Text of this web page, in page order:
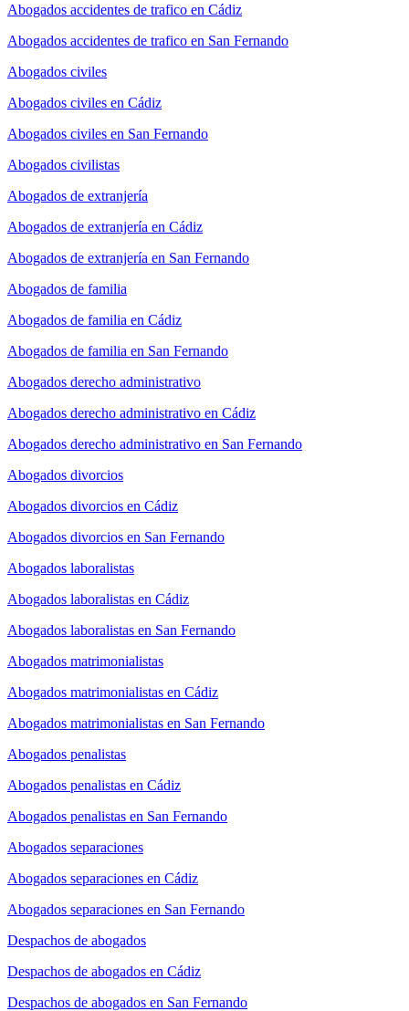
Abogados accidentes de trafico en Cádiz
Abogados accidentes de trafico en San Fernando
Abogados civiles
Abogados civiles en Cádiz
Abogados civiles en San Fernando
Abogados civilistas
Abogados de extranjería
Abogados de extranjería en Cádiz
Abogados de extranjería en San Fernando
Abogados de familia
Abogados de familia en Cádiz
Abogados de familia en San Fernando
Abogados derecho administrativo
Abogados derecho administrativo en Cádiz
Abogados derecho administrativo en San Fernando
Abogados divorcios
Abogados divorcios en Cádiz
Abogados divorcios en San Fernando
Abogados laboralistas
Abogados laboralistas en Cádiz
Abogados laboralistas en San Fernando
Abogados matrimonialistas
Abogados matrimonialistas en Cádiz
Abogados matrimonialistas en San Fernando
Abogados penalistas
Abogados penalistas en Cádiz
Abogados penalistas en San Fernando
Abogados separaciones
Abogados separaciones en Cádiz
Abogados separaciones en San Fernando
Despachos de abogados
Despachos de abogados en Cádiz
Despachos de abogados en San Fernando